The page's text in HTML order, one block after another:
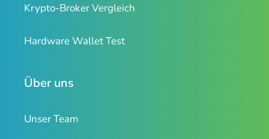
Krypto-Broker Vergleich
Hardware Wallet Test
Über uns
Unser Team